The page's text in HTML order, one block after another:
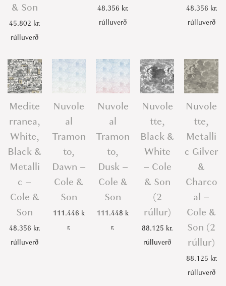
& Son
45.802 kr.
rúlluverð
48.356 kr.
rúlluverð
48.356 kr.
rúlluverð
Medite
rranea,
White,
Black &
Metalli
c –
Cole &
Son
48.356 kr.
rúlluverð
Nuvole
al
Tramon
to,
Dawn –
Cole &
Son
111.446 k
r.
Nuvole
al
Tramon
to,
Dusk –
Cole &
Son
111.448 k
r.
Nuvole
tte,
Black &
White
– Cole
& Son
(2
rúllur)
88.125 kr.
rúlluverð
Nuvole
tte,
Metalli
c Gilver
&
Charco
al –
Cole &
Son (2
rúllur)
88.125 kr.
rúlluverð